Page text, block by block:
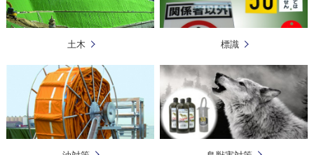
土木 標識